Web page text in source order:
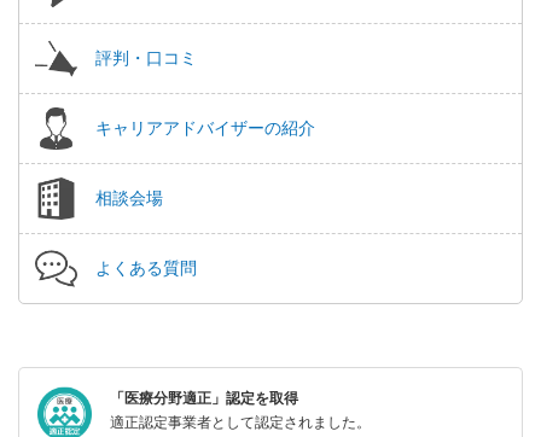
評判・口コミ
キャリアアドバイザーの紹介
相談会場
よくある質問
「医療分野適正」認定を取得
適正認定事業者として認定されました。